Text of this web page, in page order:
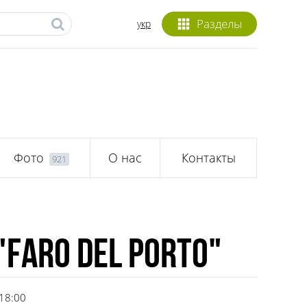
Разделы
укр
Фото 921 О нас Контакты
del porto"